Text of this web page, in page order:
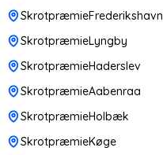
SkrotpræmieFrederikshavn
SkrotpræmieLyngby
SkrotpræmieHaderslev
SkrotpræmieAabenraa
SkrotpræmieHolbæk
SkrotpræmieKøge